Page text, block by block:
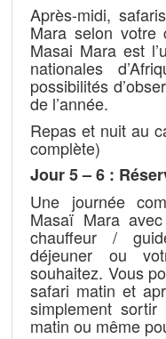
Après-midi,
Mara selon votre
Masai Mara est
nationales
possibilités
de l’année.
Repas et nuit au
complète)
Jour 5 – 6 :
Une journée
Masaï Mara
chauffeur /
déjeuner ou
souhaitez. Vous
safari matin et
simplement
matin ou même